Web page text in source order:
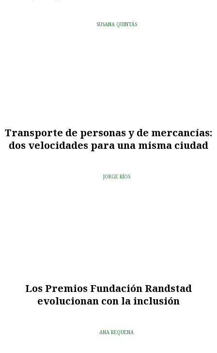
SUSANA QUINTÁS
Transporte de personas y de mercancías:
dos velocidades para una misma ciudad
JORGE RÍOS
Los Premios Fundación Randstad
evolucionan con la inclusión
ANA REQUENA